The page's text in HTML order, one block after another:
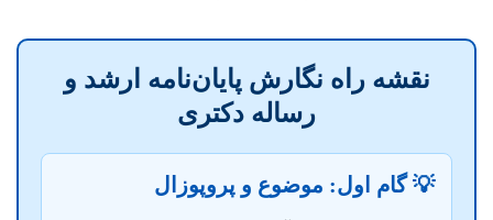
نقشه راه نگارش پایان‌نامه ارشد و
رساله دکتری
💡 گام اول: موضوع و پروپوزال